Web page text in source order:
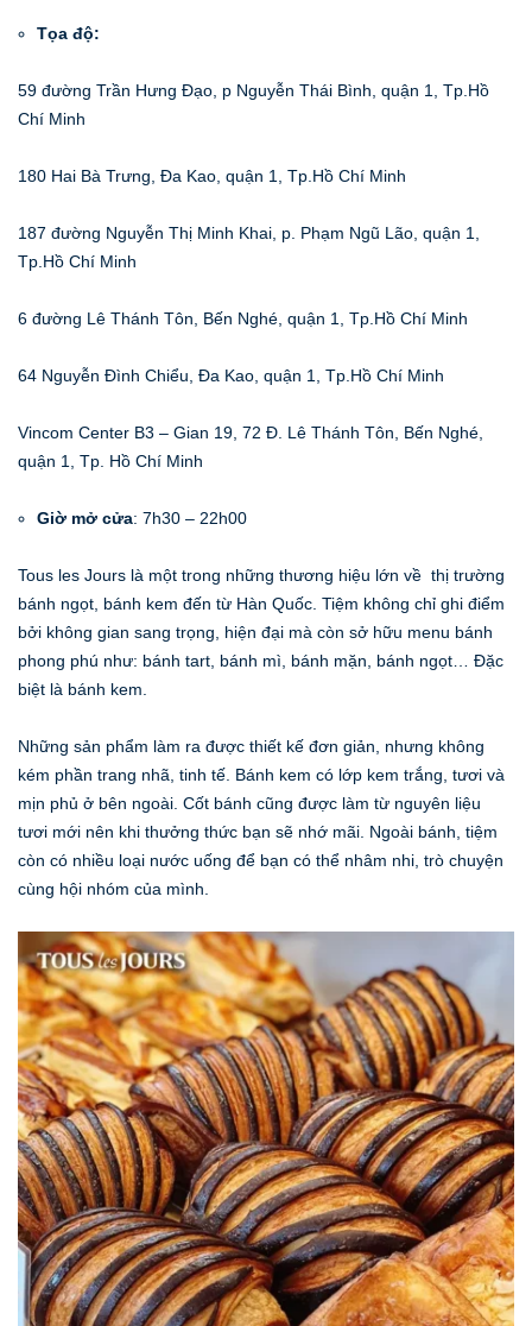
Tọa độ:
59 đường Trần Hưng Đạo, p Nguyễn Thái Bình, quận 1, Tp.Hồ
Chí Minh
180 Hai Bà Trưng, Đa Kao, quận 1, Tp.Hồ Chí Minh
187 đường Nguyễn Thị Minh Khai, p. Phạm Ngũ Lão, quận 1,
Tp.Hồ Chí Minh
6 đường Lê Thánh Tôn, Bến Nghé, quận 1, Tp.Hồ Chí Minh
64 Nguyễn Đình Chiểu, Đa Kao, quận 1, Tp.Hồ Chí Minh
Vincom Center B3 – Gian 19, 72 Đ. Lê Thánh Tôn, Bến Nghé,
quận 1, Tp. Hồ Chí Minh
Giờ mở cửa: 7h30 – 22h00
Tous les Jours là một trong những thương hiệu lớn về thị trường
bánh ngọt, bánh kem đến từ Hàn Quốc. Tiệm không chỉ ghi điểm
bởi không gian sang trọng, hiện đại mà còn sở hữu menu bánh
phong phú như: bánh tart, bánh mì, bánh mặn, bánh ngọt… Đặc
biệt là bánh kem.
Những sản phẩm làm ra được thiết kế đơn giản, nhưng không
kém phần trang nhã, tinh tế. Bánh kem có lớp kem trắng, tươi và
mịn phủ ở bên ngoài. Cốt bánh cũng được làm từ nguyên liệu
tươi mới nên khi thưởng thức bạn sẽ nhớ mãi. Ngoài bánh, tiệm
còn có nhiều loại nước uống để bạn có thể nhâm nhi, trò chuyện
cùng hội nhóm của mình.